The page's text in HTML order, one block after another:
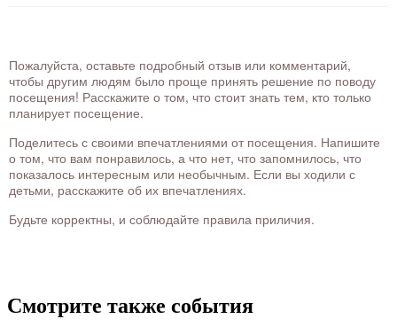
Пожалуйста, оставьте подробный отзыв или комментарий,
чтобы другим людям было проще принять решение по поводу
посещения! Расскажите о том, что стоит знать тем, кто только
планирует посещение.
Поделитесь с своими впечатлениями от посещения. Напишите
о том, что вам понравилось, а что нет, что запомнилось, что
показалось интересным или необычным. Если вы ходили с
детьми, расскажите об их впечатлениях.
Будьте корректны, и соблюдайте правила приличия.
Смотрите также события